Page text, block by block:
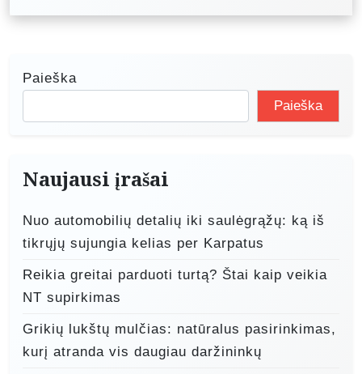
c
Paieška
Paieška
Naujausi įrašai
Nuo automobilių detalių iki saulėgrąžų: ką iš
tikrųjų sujungia kelias per Karpatus
Reikia greitai parduoti turtą? Štai kaip veikia
NT supirkimas
Grikių lukštų mulčias: natūralus pasirinkimas,
kurį atranda vis daugiau daržininkų